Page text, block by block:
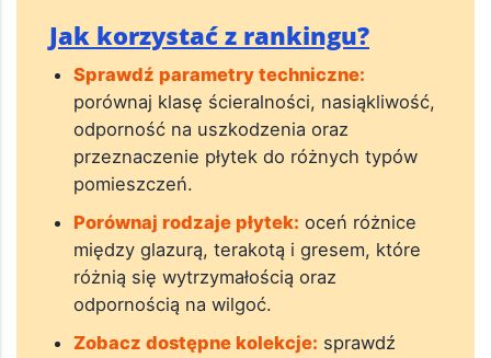
Jak korzystać z rankingu?
Sprawdź parametry techniczne:
porównaj klasę ścieralności, nasiąkliwość,
odporność na uszkodzenia oraz
przeznaczenie płytek do różnych typów
pomieszczeń.
Porównaj rodzaje płytek: oceń różnice
między glazurą, terakotą i gresem, które
różnią się wytrzymałością oraz
odpornością na wilgoć.
Zobacz dostępne kolekcje: sprawdź